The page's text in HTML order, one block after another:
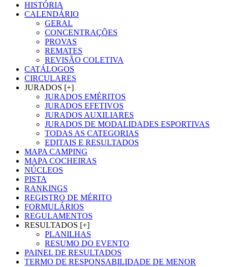
HISTÓRIA
CALENDÁRIO
GERAL
CONCENTRAÇÕES
PROVAS
REMATES
REVISÃO COLETIVA
CATÁLOGOS
CIRCULARES
JURADOS [+]
JURADOS EMÉRITOS
JURADOS EFETIVOS
JURADOS AUXILIARES
JURADOS DE MODALIDADES ESPORTIVAS
TODAS AS CATEGORIAS
EDITAIS E RESULTADOS
MAPA CAMPING
MAPA COCHEIRAS
NÚCLEOS
PISTA
RANKINGS
REGISTRO DE MÉRITO
FORMULÁRIOS
REGULAMENTOS
RESULTADOS [+]
PLANILHAS
RESUMO DO EVENTO
PAINEL DE RESULTADOS
TERMO DE RESPONSABILIDADE DE MENOR